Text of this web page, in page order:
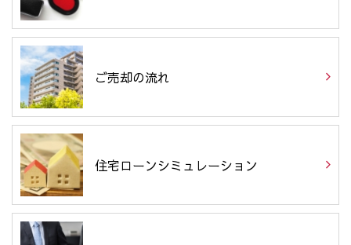
ご売却の流れ
住宅ローンシミュレーション